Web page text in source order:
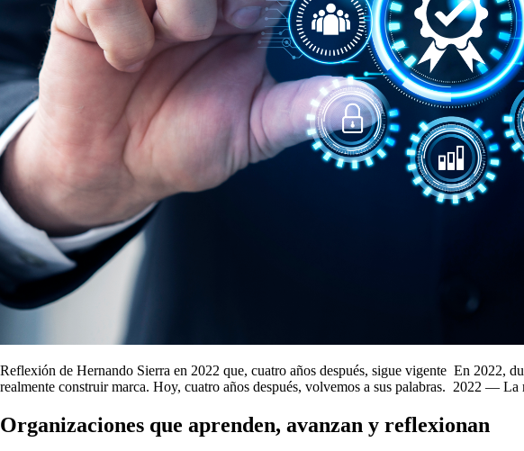
Reflexión de Hernando Sierra en 2022 que, cuatro años después, sigue vigente En 2022,
realmente construir marca. Hoy, cuatro años después, volvemos a sus palabras. 2022 —
Organizaciones que aprenden, avanzan y reflexionan